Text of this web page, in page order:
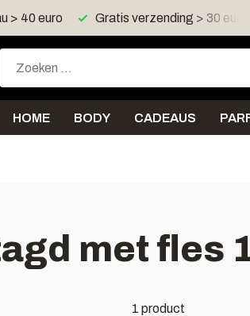
> 40 euro Gratis verzending > 30 euro
HOME BODY CADEAUS
met fles
1 product